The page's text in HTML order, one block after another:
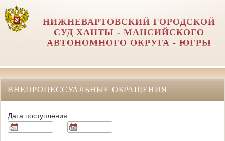
НИЖНЕВАРТОВСКИЙ ГОРОДСКОЙ
СУД ХАНТЫ - МАНСИЙСКОГО
АВТОНОМНОГО ОКРУГА - ЮГРЫ
ВНЕПРОЦЕССУАЛЬНЫЕ ОБРАЩЕНИЯ
Дата поступления